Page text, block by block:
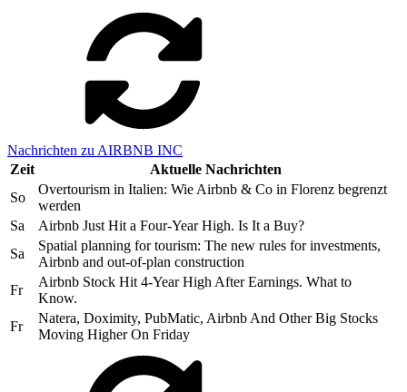
Nachrichten zu AIRBNB INC
Zeit
Aktuelle Nachrichten
So
Overtourism in Italien: Wie Airbnb & Co in Florenz begrenzt
werden
Sa
Airbnb Just Hit a Four-Year High. Is It a Buy?
Sa
Spatial planning for tourism: The new rules for investments,
Airbnb and out-of-plan construction
Fr
Airbnb Stock Hit 4-Year High After Earnings. What to
Know.
Fr
Natera, Doximity, PubMatic, Airbnb And Other Big Stocks
Moving Higher On Friday